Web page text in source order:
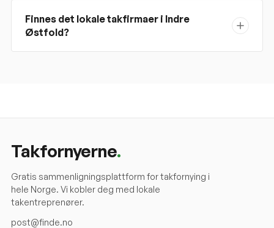
Finnes det lokale takfirmaer i Indre
Østfold?
Takfornyerne.
Gratis sammenligningsplattform for takfornying i
hele Norge. Vi kobler deg med lokale
takentreprenører.
post@finde.no